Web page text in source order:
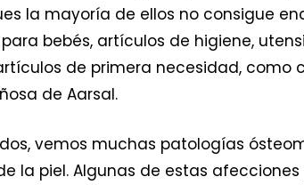
la mayoría de ellos no consigue
bebés, artículos de higiene,
de primera necesidad, como
de Aarsal.
vemos muchas patologías
la piel. Algunas de estas